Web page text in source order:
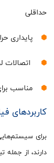
حداقلی
پایداری حرارتی تا 120
مناسب
کاربردهای
برای
دارند، از